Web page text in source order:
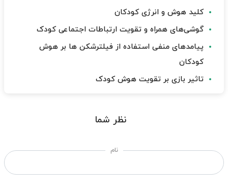
کلید هوش و انرژی کودکان
گوشی‌های همراه و تقویت ارتباطات اجتماعی کودک
پیامدهای منفی استفاده از فیلترشکن‌ ها بر هوش
کودکان
تاثیر بازی بر تقویت هوش کودک
نظر شما
نام